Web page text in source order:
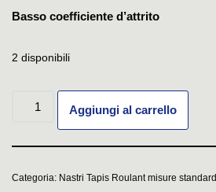
Basso coefficiente d’attrito
2 disponibili
Aggiungi al carrello
Categoria: Nastri Tapis Roulant misure standard